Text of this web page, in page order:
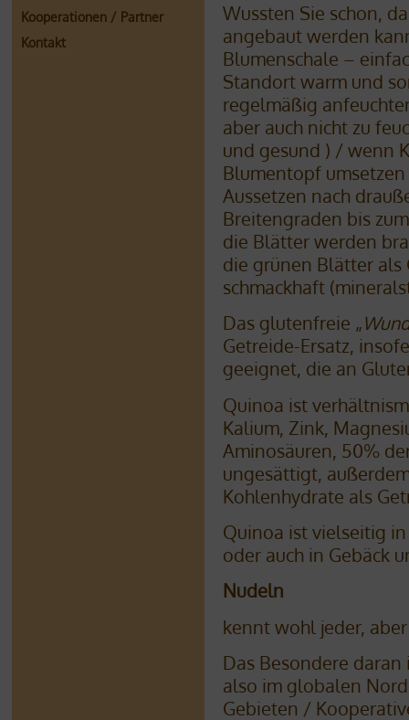
Kooperationen / Partner
Kontakt
Wussten Sie schon,
angebaut werden
Blumenschale –
Standort warm und
regelmäßig
aber auch nicht zu
und gesund ) / wenn
Blumentopf
Aussetzen nach
Breitengraden bis
die Blätter werden
die grünen Blätter als
schmackhaft
Das glutenfreie „
Getreide-Ersatz,
geeignet, die an
Quinoa ist
Kalium, Zink,
Aminosäuren, 50%
ungesättigt,
Kohlenhydrate als
Quinoa ist vielseitig
oder auch in Gebäck
Nudeln
kennt wohl jeder,
Das Besondere
also im globalen
Gebieten /